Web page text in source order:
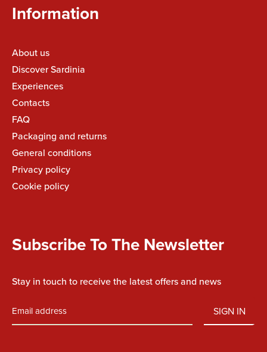
Information
About us
Discover Sardinia
Experiences
Contacts
FAQ
Packaging and returns
General conditions
Privacy policy
Cookie policy
Subscribe To The Newsletter
Stay in touch to receive the latest offers and news
SIGN IN